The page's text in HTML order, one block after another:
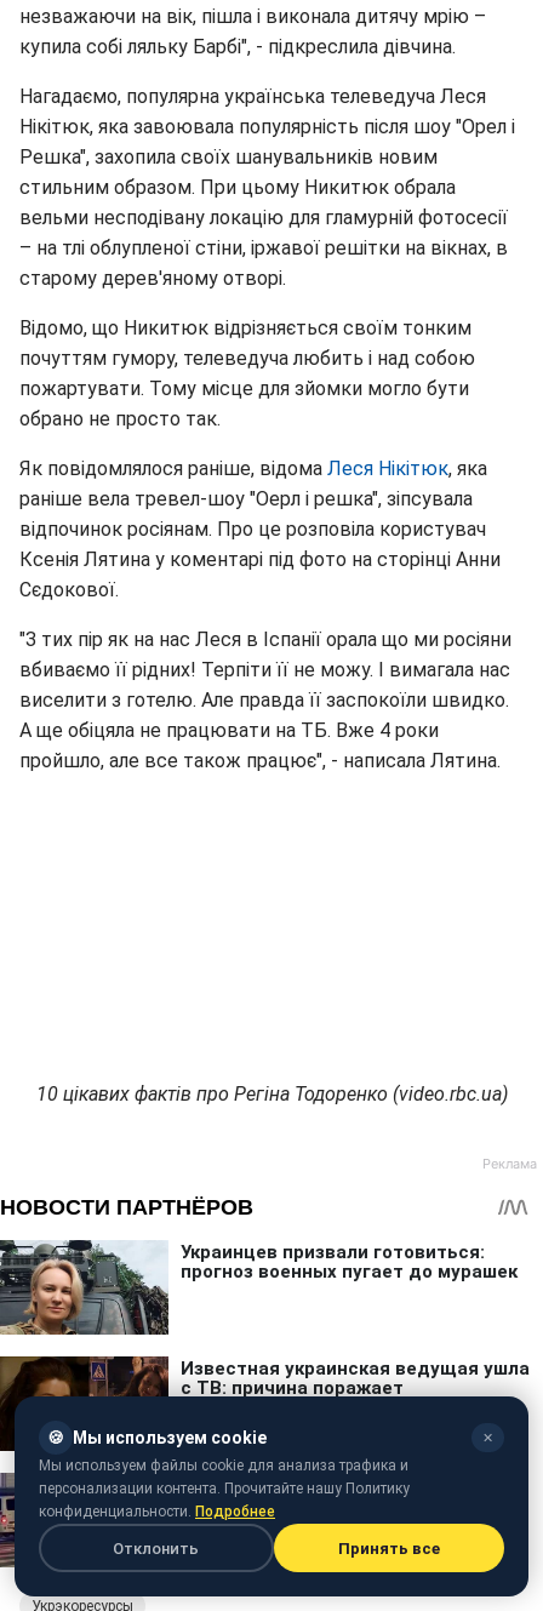
незважаючи на вік, пішла і виконала дитячу мрію –
купила собі ляльку Барбі", - підкреслила дівчина.
Нагадаємо, популярна українська телеведуча Леся
Нікітюк, яка завоювала популярність після шоу "Орел і
Решка", захопила своїх шанувальників новим
стильним образом. При цьому Никитюк обрала
вельми несподівану локацію для гламурній фотосесії
– на тлі облупленої стіни, іржавої решітки на вікнах, в
старому дерев'яному отворі.
Відомо, що Никитюк відрізняється своїм тонким
почуттям гумору, телеведуча любить і над собою
пожартувати. Тому місце для зйомки могло бути
обрано не просто так.
Як повідомлялося раніше, відома Леся Нікітюк, яка
раніше вела тревел-шоу "Оерл і решка", зіпсувала
відпочинок росіянам. Про це розповіла користувач
Ксенія Лятина у коментарі під фото на сторінці Анни
Сєдокової.
"З тих пір як на нас Леся в Іспанії орала що ми росіяни
вбиваємо її рідних! Терпіти її не можу. І вимагала нас
виселити з готелю. Але правда її заспокоїли швидко.
А ще обіцяла не працювати на ТБ. Вже 4 роки
пройшло, але все також працює", - написала Лятина.
10 цікавих фактів про Регіна Тодоренко (video.rbc.ua)
Укрэкоресурсы
🍪 Мы используем cookie ✕
Мы используем файлы cookie для анализа трафика и
персонализации контента. Прочитайте нашу Политику
конфиденциальности. Подробнее
Отклонить Принять все